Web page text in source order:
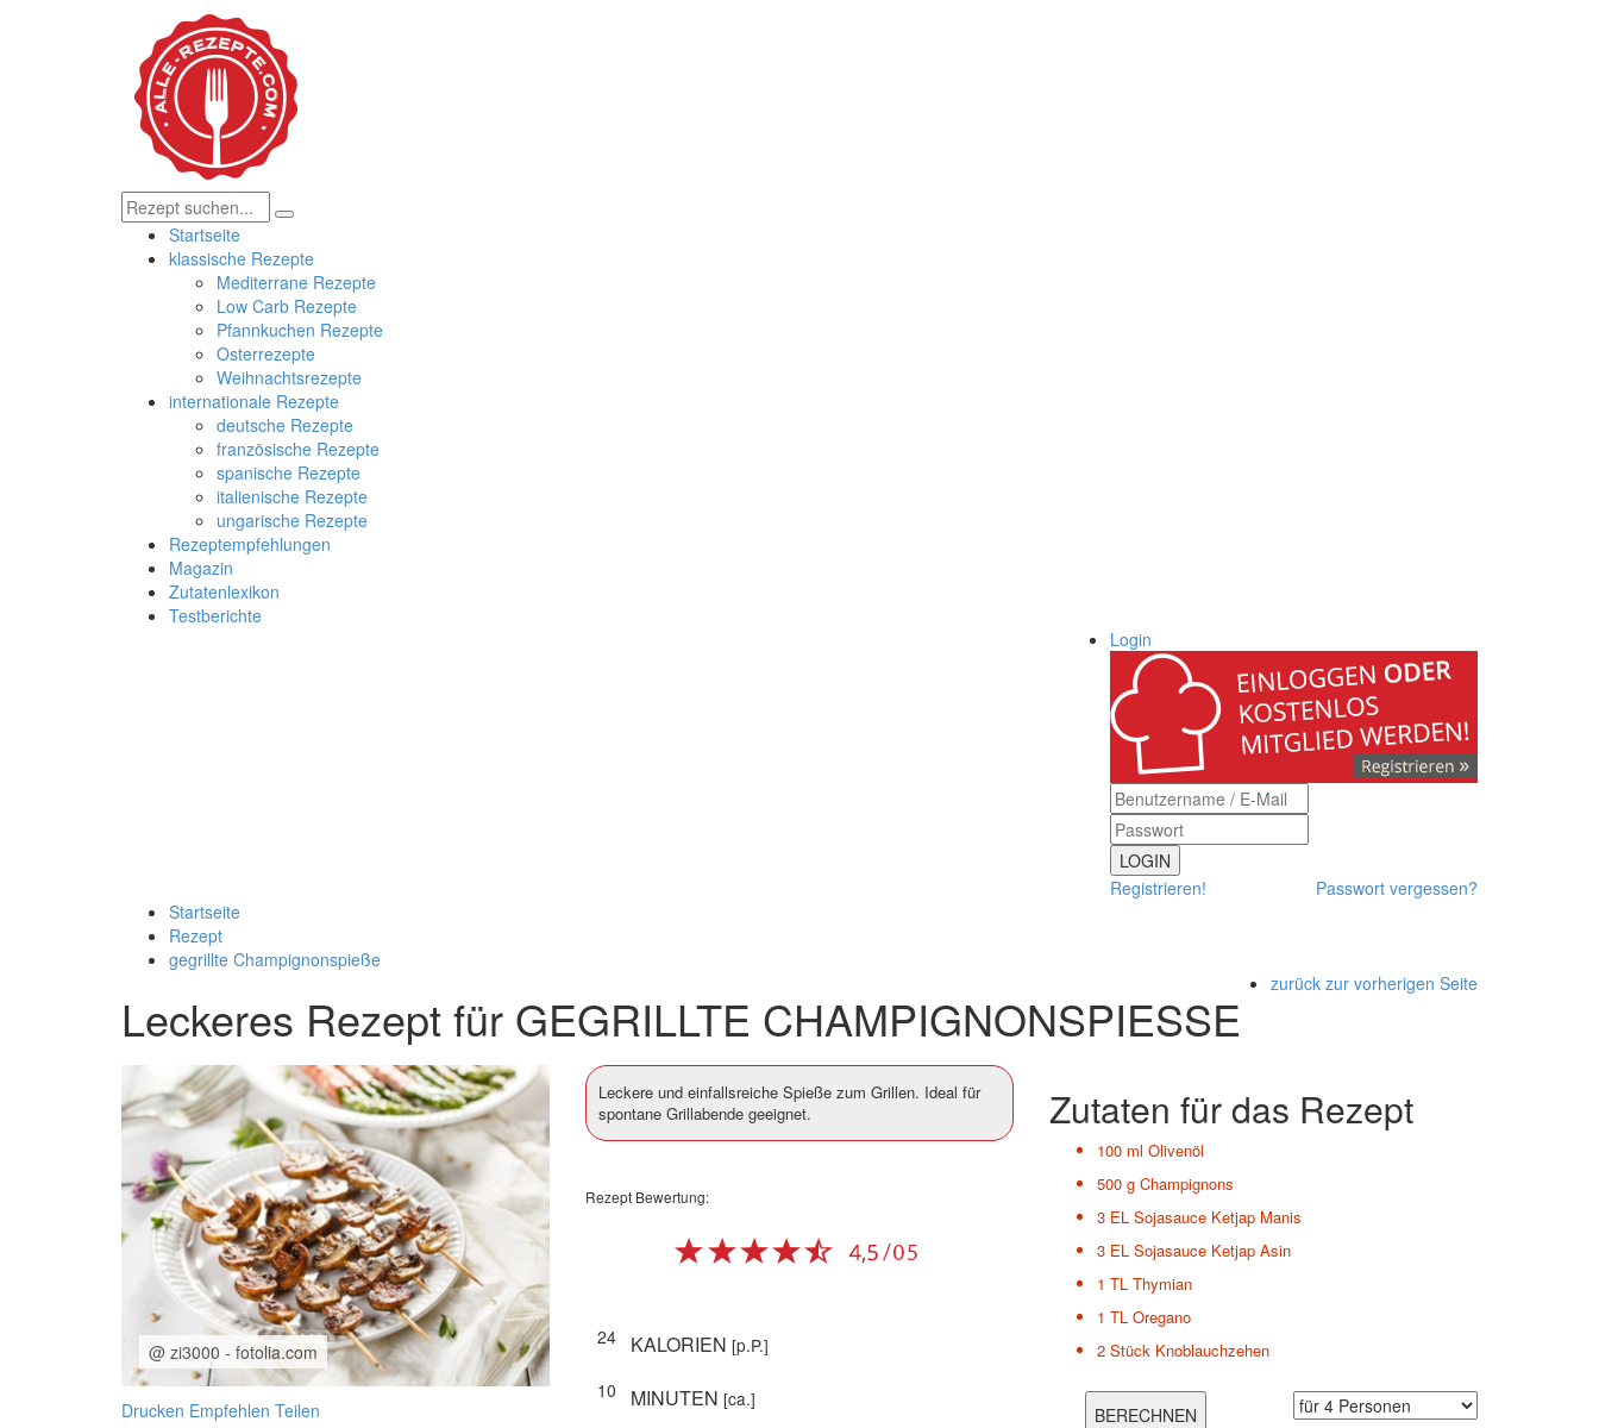
Startseite
klassische Rezepte
Mediterrane Rezepte
Low Carb Rezepte
Pfannkuchen Rezepte
Osterrezepte
Weihnachtsrezepte
internationale Rezepte
deutsche Rezepte
französische Rezepte
spanische Rezepte
italienische Rezepte
ungarische Rezepte
Rezeptempfehlungen
Magazin
Zutatenlexikon
Testberichte
Login
LOGIN
Registrieren!
Passwort vergessen?
Startseite
Rezept
gegrillte Champignonspieße
zurück zur vorherigen Seite
Leckeres Rezept für GEGRILLTE CHAMPIGNONSPIESSE
@ zi3000 - fotolia.com
Drucken Empfehlen Teilen
Leckere und einfallsreiche Spieße zum Grillen. Ideal für
spontane Grillabende geeignet.
Rezept Bewertung:
24 KALORIEN [p.P.]
10
MINUTEN [ca.]
Zutaten für das Rezept
100 ml Olivenöl
500 g Champignons
3 EL Sojasauce Ketjap Manis
3 EL Sojasauce Ketjap Asin
1 TL Thymian
1 TL Oregano
2 Stück Knoblauchzehen